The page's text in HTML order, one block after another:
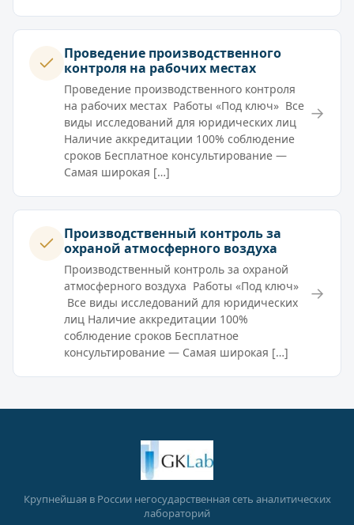
Проведение производственного
контроля на рабочих местах
Проведение производственного контроля
на рабочих местах Работы «Под ключ» Все
виды исследований для юридических лиц
Наличие аккредитации 100% соблюдение
сроков Бесплатное консультирование —
Самая широкая […]
→
Производственный контроль за
охраной атмосферного воздуха
Производственный контроль за охраной
атмосферного воздуха Работы «Под ключ»
Все виды исследований для юридических
лиц Наличие аккредитации 100%
соблюдение сроков Бесплатное
консультирование — Самая широкая […]
→
Крупнейшая в России негосударственная сеть аналитических
лабораторий